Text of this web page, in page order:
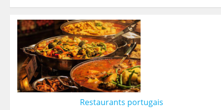
Restaurants portugais